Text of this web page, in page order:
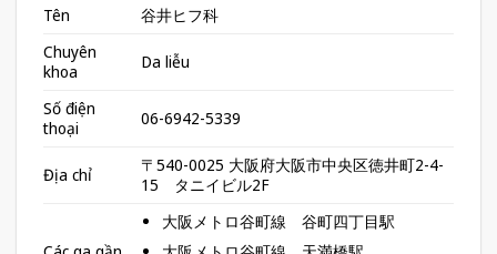
Tên
谷井ヒフ科
Chuyên
khoa
Da liễu
Số điện
thoại
06-6942-5339
Địa chỉ
〒540-0025 大阪府大阪市中央区徳井町2-4-
15 タニイビル2F
大阪メトロ谷町線 谷町四丁目駅